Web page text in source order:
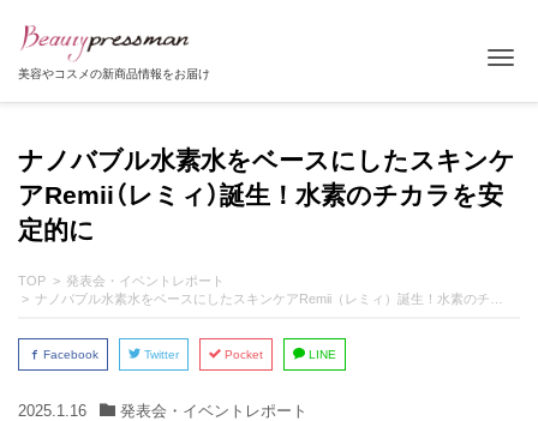
美容やコスメの新商品情報をお届け
ナノバブル水素水をベースにしたスキンケ
アRemii（レミィ）誕生！水素のチカラを安
定的に
TOP
発表会・イベントレポート
ナノバブル水素水をベースにしたスキンケアRemii（レミィ）誕生！水素のチカラを安定的に
Facebook Twitter Pocket LINE
2025.1.16 発表会・イベントレポート